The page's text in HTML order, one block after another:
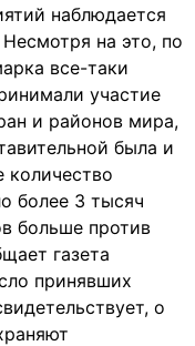
наблюдается
на это, по
все-таки
участие
и районов мира,
была и
количество
более 3 тысяч
больше против
газета
принявших
о